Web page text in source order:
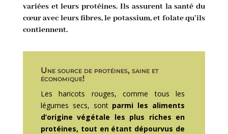
variées et leurs protéines. Ils assurent la santé du
cœur avec leurs fibres, le potassium, et folate qu’ils
contiennent.
Une source de protéines, saine et
économique!
Les haricots rouges, comme tous les
légumes secs, sont parmi les aliments
d’origine végétale les plus riches en
protéines, tout en étant dépourvus de